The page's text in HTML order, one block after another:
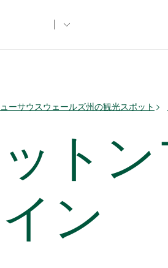
ーサウスウェールズ州の観光スポット
ト
ン